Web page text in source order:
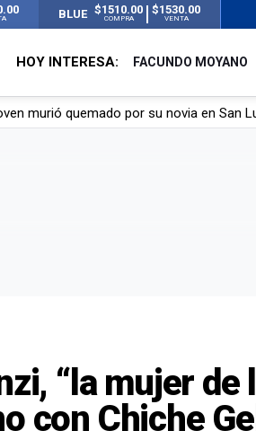
BLUE $1510.00
COMPRA
$1530.00
VENTA
HOY INTERESA: FACUNDO MOYANO
murió quemado por su novia en San
“la mujer de
con Chiche